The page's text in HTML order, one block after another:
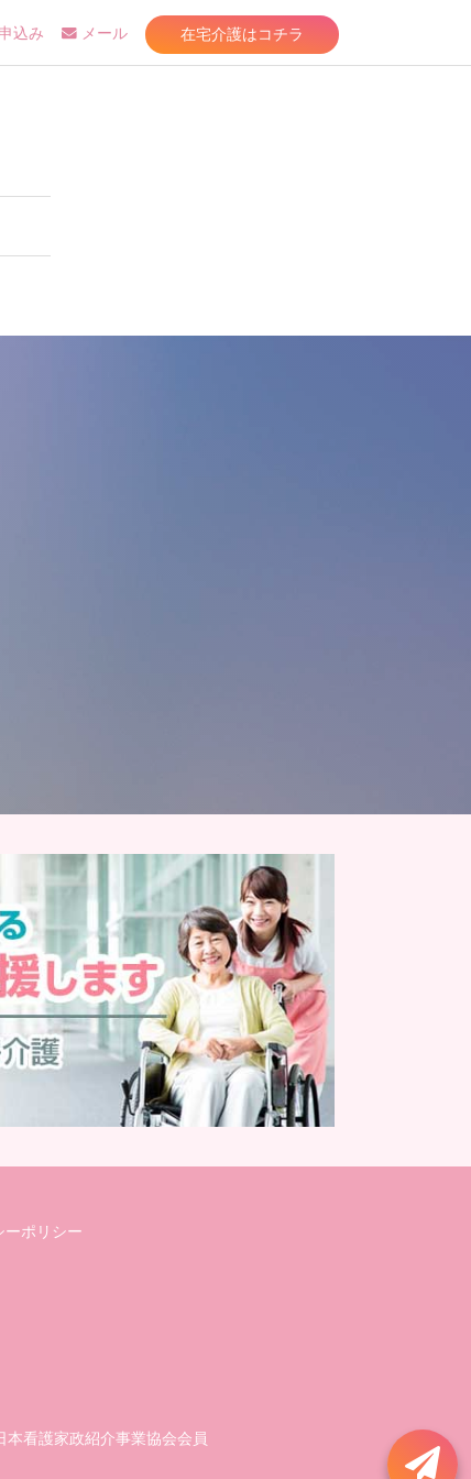
込み メール 在宅介護はコチラ
ーポリシー
本看護家政紹介事業協会会員